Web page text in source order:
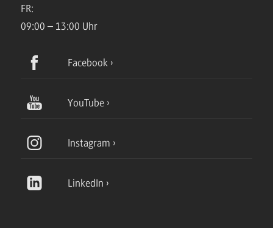
FR:
09:00 – 13:00 Uhr
Facebook
YouTube
Instagram
LinkedIn